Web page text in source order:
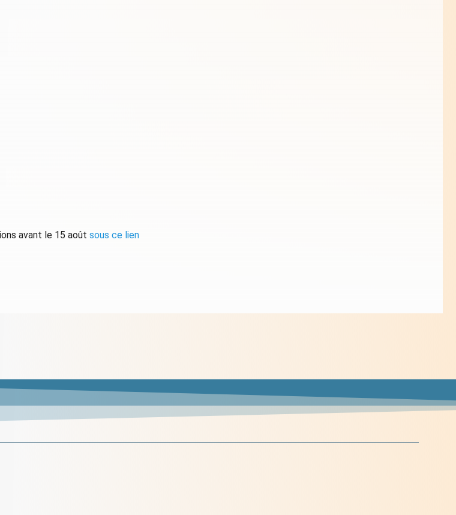
avant le 15 août sous ce lien